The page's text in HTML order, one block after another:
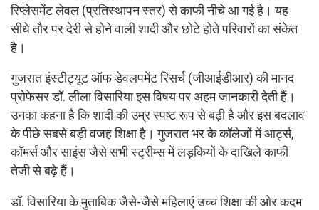
रिप्लेसमेंट लेवल (प्रतिस्थापन स्तर) से काफी नीचे आ गई है। यह
सीधे तौर पर देरी से होने वाली शादी और छोटे होते परिवारों का संकेत
है।
गुजरात इंस्टीट्यूट ऑफ डेवलपमेंट रिसर्च (जीआईडीआर) की मानद
प्रोफेसर डॉ. लीला विसारिया इस विषय पर अहम जानकारी देती हैं।
उनका कहना है कि शादी की उम्र स्पष्ट रूप से बढ़ी है और इस बदलाव
के पीछे सबसे बड़ी वजह शिक्षा है। गुजरात भर के कॉलेजों में आर्ट्स,
कॉमर्स और साइंस जैसे सभी स्ट्रीम्स में लड़कियों के दाखिले काफी
तेजी से बढ़े हैं।
डॉ. विसारिया के मुताबिक जैसे-जैसे महिलाएं उच्च शिक्षा की ओर कदम